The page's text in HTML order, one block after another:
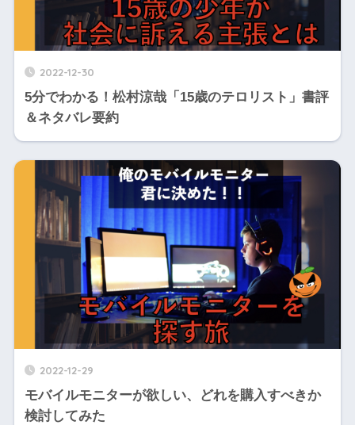
2022-12-30
5分でわかる！松村涼哉「15歳のテロリスト」書評
＆ネタバレ要約
2022-12-29
モバイルモニターが欲しい、どれを購入すべきか
検討してみた